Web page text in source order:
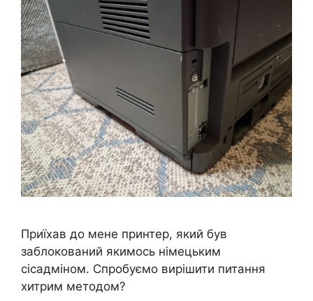
Приїхав до мене принтер, який був
заблокований якимось німецьким
сісадміном. Спробуємо вирішити питання
хитрим методом?